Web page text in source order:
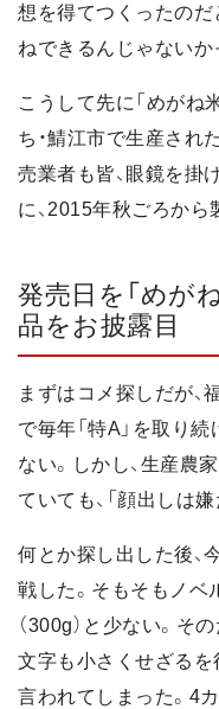
想を得てつくったのだ
ねできるんじゃないか
こうして先に「めがね
ち・鯖江市で生産され
売業者も皆、眼鏡を掛
に、2015年秋ごろから
発売日を「めが
品をお披露目
まずはコメ探しだが、
で毎年「特A」を取り
ない。しかし、生産農
ていても、「顔出しは
何とか探し出した後、
戦した。そもそもノベ
（300g）と少ない。そ
文字も小さくせざるを
言われてしまった。4